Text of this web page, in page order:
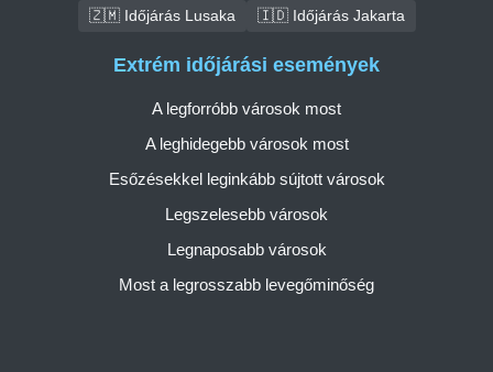
🇿🇲 Időjárás Lusaka
🇮🇩 Időjárás Jakarta
Extrém időjárási események
A legforróbb városok most
A leghidegebb városok most
Esőzésekkel leginkább sújtott városok
Legszelesebb városok
Legnaposabb városok
Most a legrosszabb levegőminőség